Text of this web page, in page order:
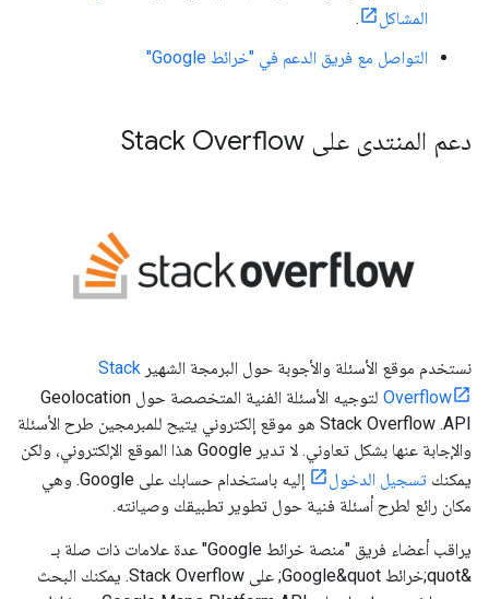
المشاكل
.
التواصل مع فريق الدعم في "خرائط Google"
دعم المنتدى على Stack Overflow
نستخدم موقع الأسئلة والأجوبة حول البرمجة الشهير Stack
Overflow
لتوجيه الأسئلة الفنية المتخصصة حول Geolocation
API. ‫Stack Overflow هو موقع إلكتروني يتيح للمبرمجين طرح الأسئلة
والإجابة عنها بشكل تعاوني. لا تدير Google هذا الموقع الإلكتروني، ولكن
يمكنك تسجيل الدخول
إليه باستخدام حسابك على Google. وهي
مكان رائع لطرح أسئلة فنية حول تطوير تطبيقك وصيانته.
يراقب أعضاء فريق "منصة خرائط Google" عدة علامات ذات صلة بـ
&quot;خرائط Google&quot; على Stack Overflow. يمكنك البحث